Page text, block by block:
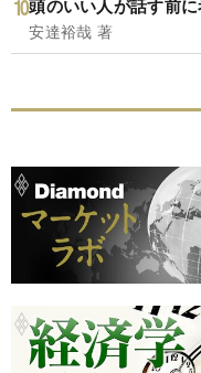
頭のいい人が話す前
安達裕哉 著